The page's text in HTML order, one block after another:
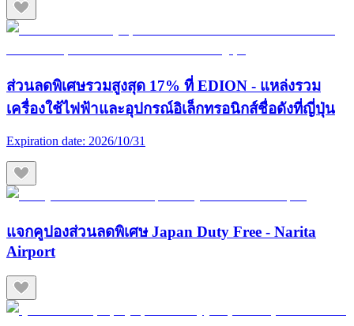
ส่วนลดพิเศษรวมสูงสุด 17% ที่ EDION - แหล่งรวม
เครื่องใช้ไฟฟ้าและอุปกรณ์อิเล็กทรอนิกส์ชื่อดังที่ญี่ปุ่น
Expiration date: 2026/10/31
แจกคูปองส่วนลดพิเศษ Japan Duty Free - Narita
Airport